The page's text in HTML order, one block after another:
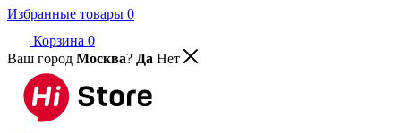
Избранные товары 0
Корзина 0
Ваш город Москва? Да Нет